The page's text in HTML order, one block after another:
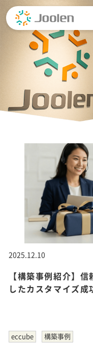
content
2025.12.10
【構築事例紹介】
したカスタマイズ成
eccube 構築事例